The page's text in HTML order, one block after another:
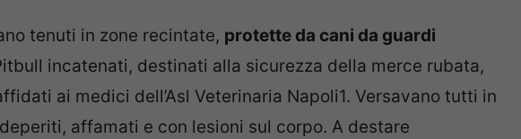
tenuti in zone recintate, protette da cani da guardi
incatenati, destinati alla sicurezza della merce rubata,
ai medici dell’Asl Veterinaria Napoli1. Versavano tutti in
affamati e con lesioni sul corpo. A destare